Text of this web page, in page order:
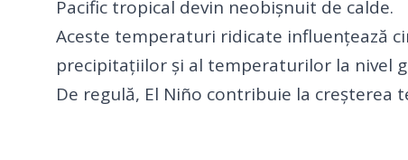
Pacific tropical devin neobișnuit de calde.
Aceste temperaturi ridicate influențează
precipitațiilor și al temperaturilor la nivel
De regulă, El Niño contribuie la